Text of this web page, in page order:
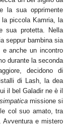
la sua opprimente
piccola Kamria, la
sua protetta. Nella
seppur bambina sia
anche un incontro
durante la seconda
decidono di
di Lash, la dea
il bel Galadir ne è il
simpatica missione si
col suo amato, tra
Avventura e mistero